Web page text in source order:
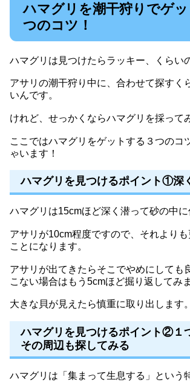
ハマグリを潮干狩りでゲ
つのコツ！
ハマグリは見つけたらラッキー、くらい
アサリの潮干狩り中に、合わせて探すく
いんです。
けれど、せっかくならハマグリを採って
ここではハマグリをゲットする３つのコ
ゃいます！
ハマグリを見つけるポイント①深
ハマグリは15cmほど深く潜って砂の中に
アサリが10cm程度ですので、それより
ことになります。
アサリが出てきたらそこでやめにしても
こない場合はもう5cmほど掘り返してみ
大きな貝が見えたら慎重に取り出します。
ハマグリを見つけるポイント②１
その周辺も探してみる
ハマグリは「集まって生息する」という